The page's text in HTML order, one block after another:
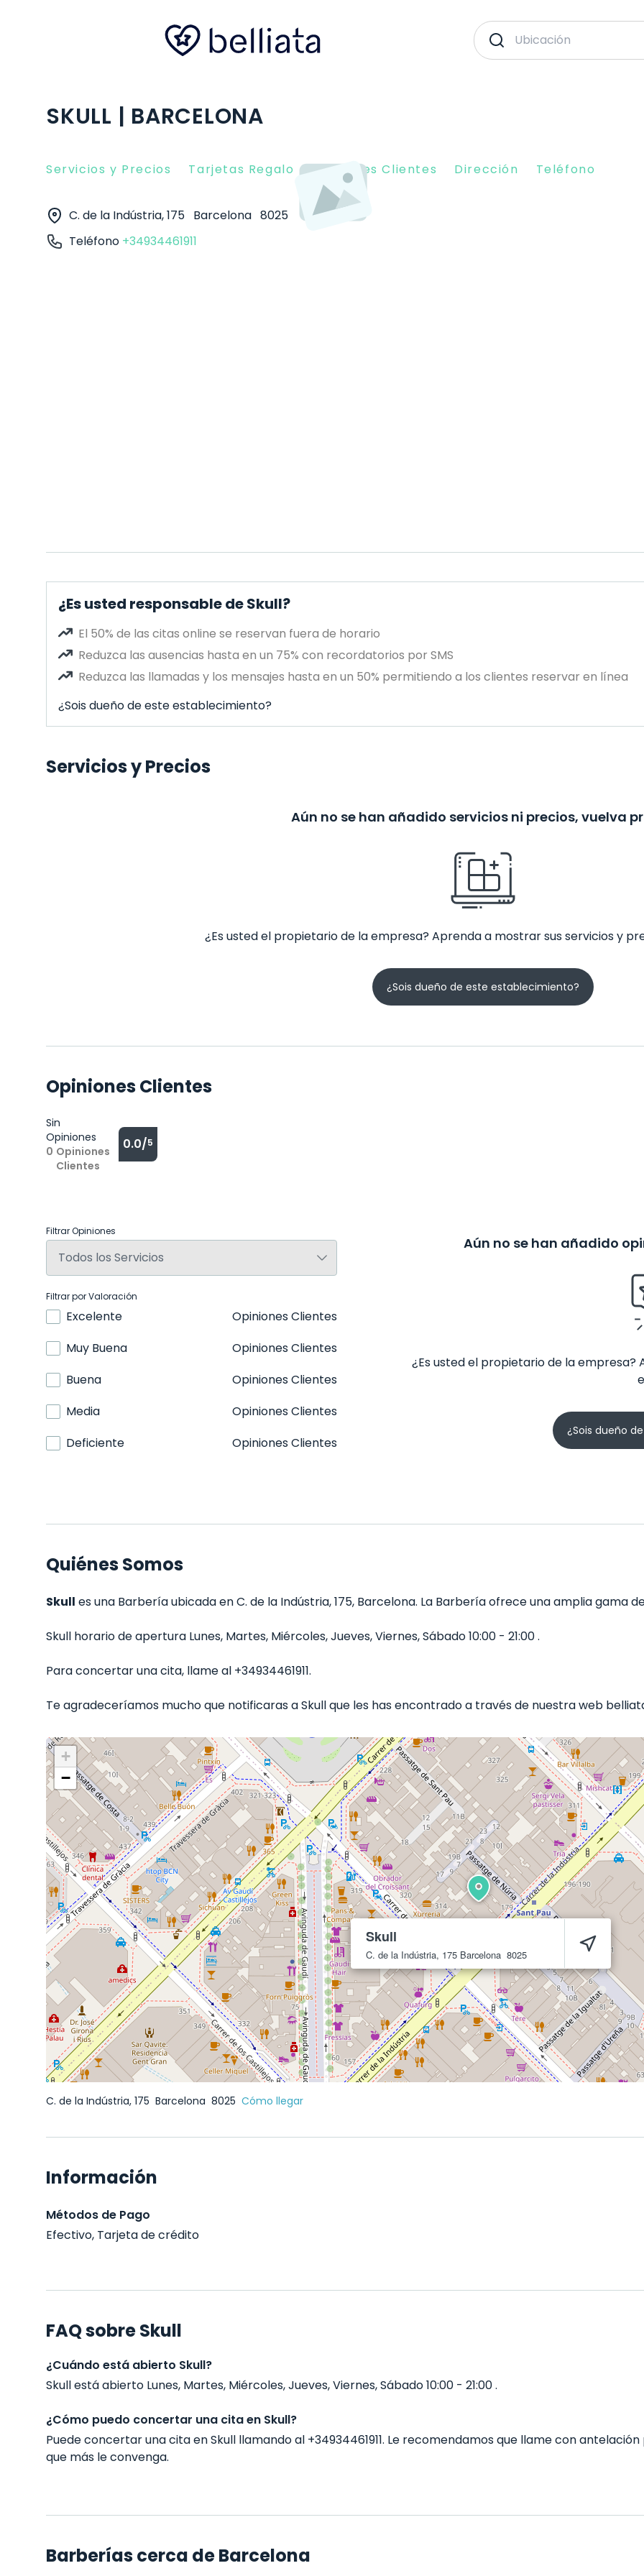
SKULL | BARCELONA
Servicios y Precios Tarjetas Regalo Opiniones Clientes Dirección Teléfono
C. de la Indústria, 175 Barcelona 8025
Teléfono +34934461911
¿Es usted responsable de Skull?
El 50% de las citas online se reservan fuera de horario
Reduzca las ausencias hasta en un 75% con recordatorios por SMS
Reduzca las llamadas y los mensajes hasta en un 50% permitiendo a los clientes reservar en línea
¿Sois dueño de este establecimiento?
Servicios y Precios
Aún no se han añadido servicios ni precios, vuelva
¿Es usted el propietario de la empresa? Aprenda a mostrar sus servicios y
¿Sois dueño de este establecimiento?
Opiniones Clientes
Sin
Opiniones
0 Opiniones
Clientes
0.0/5
Filtrar Opiniones
Filtrar por Valoración
Excelente
Opiniones Clientes
Muy Buena
Opiniones Clientes
Buena
Opiniones Clientes
Media
Opiniones Clientes
Deficiente
Opiniones Clientes
Aún no se han añadido
¿Es usted el propietario de la
¿Sois dueño
Quiénes Somos
Skull es una Barbería ubicada en C. de la Indústria, 175, Barcelona. La Barbería ofrece una amplia gama
Skull horario de apertura Lunes, Martes, Miércoles, Jueves, Viernes, Sábado 10:00 - 21:00 .
Para concertar una cita, llame al +34934461911.
Te agradeceríamos mucho que notificaras a Skull que les has encontrado a través de nuestra web
Skull
C. de la Indústria, 175 Barcelona 8025
+
−
C. de la Indústria, 175 Barcelona 8025 Cómo llegar
Información
Métodos de Pago
Efectivo, Tarjeta de crédito
FAQ sobre Skull
¿Cuándo está abierto Skull?
Skull está abierto Lunes, Martes, Miércoles, Jueves, Viernes, Sábado 10:00 - 21:00 .
¿Cómo puedo concertar una cita en Skull?
Puede concertar una cita en Skull llamando al +34934461911. Le recomendamos que llame con
que más le convenga.
Barberías cerca de Barcelona